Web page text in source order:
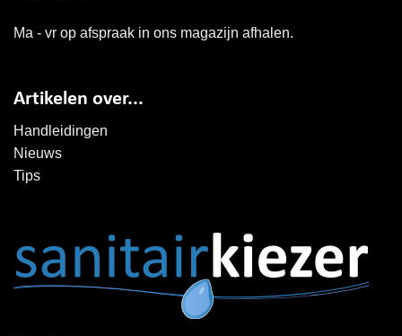
Ma - vr op afspraak in ons magazijn afhalen.
Artikelen over...
Handleidingen
Nieuws
Tips